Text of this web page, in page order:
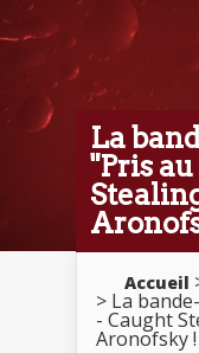
La
"Pris
Accueil
> La
- Caught
Aronofsky !